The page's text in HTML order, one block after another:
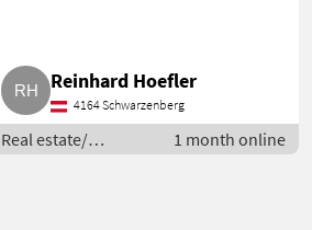
Reinhard Hoefler
4164 Schwarzenberg
Real estate/
properties / Lands
1 month online